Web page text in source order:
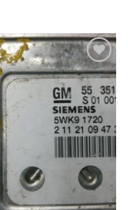
İstek
Listeme
Ekle